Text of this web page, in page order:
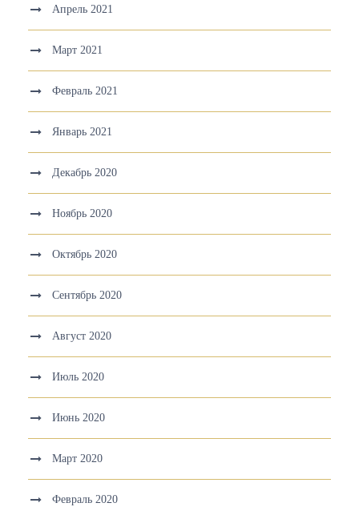
Апрель 2021
Март 2021
Февраль 2021
Январь 2021
Декабрь 2020
Ноябрь 2020
Октябрь 2020
Сентябрь 2020
Август 2020
Июль 2020
Июнь 2020
Март 2020
Февраль 2020